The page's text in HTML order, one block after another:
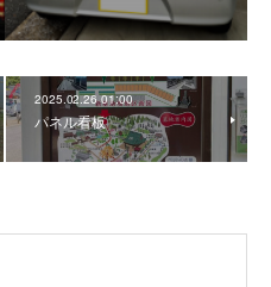
2025.02.26 01:00
パネル看板